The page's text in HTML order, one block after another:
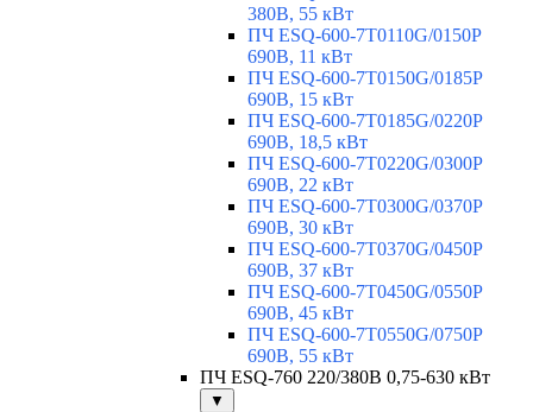
380В, 55 кВт
ПЧ ESQ-600-7T0110G/0150P
690В, 11 кВт
ПЧ ESQ-600-7T0150G/0185P
690В, 15 кВт
ПЧ ESQ-600-7T0185G/0220P
690В, 18,5 кВт
ПЧ ESQ-600-7T0220G/0300P
690В, 22 кВт
ПЧ ESQ-600-7T0300G/0370P
690В, 30 кВт
ПЧ ESQ-600-7T0370G/0450P
690В, 37 кВт
ПЧ ESQ-600-7T0450G/0550P
690В, 45 кВт
ПЧ ESQ-600-7T0550G/0750P
690В, 55 кВт
ПЧ ESQ-760 220/380В 0,75-630 кВт
▼